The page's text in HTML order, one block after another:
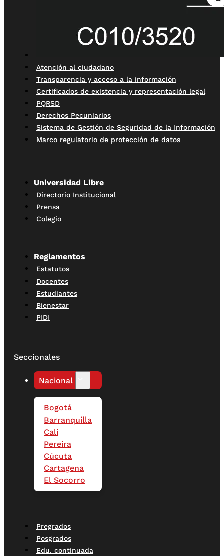
Atención al ciudadano
Transparencia y acceso a la información
Certificados de existencia y representación legal
PQRSD
Derechos Pecuniarios
Sistema de Gestión de Seguridad de la Información
Marco regulatorio de protección de datos
Universidad Libre
Directorio Institucional
Prensa
Colegio
Reglamentos
Estatutos
Docentes
Estudiantes
Bienestar
PIDI
Seccionales
Nacional
Bogotá
Barranquilla
Cali
Pereira
Cúcuta
Cartagena
El Socorro
Pregrados
Posgrados
Edu. continuada